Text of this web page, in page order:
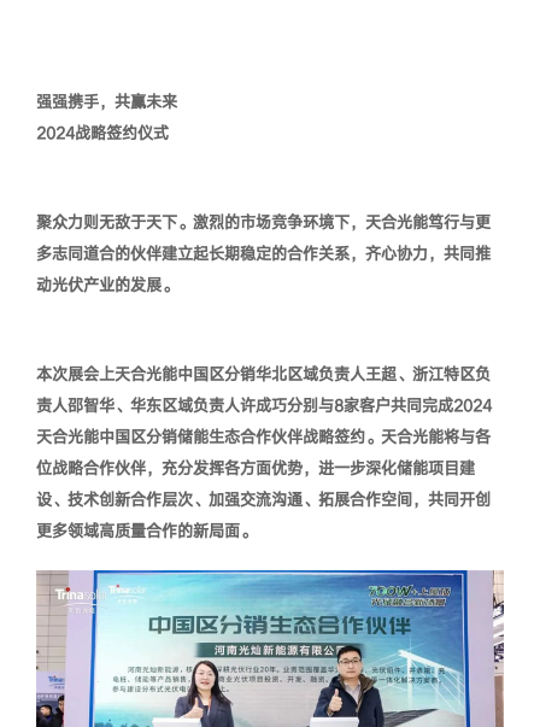
强强携手，共赢未来
2024战略签约仪式
聚众力则无敌于天下。激烈的市场竞争环境下，天合光能笃行与更
多志同道合的伙伴建立起长期稳定的合作关系，齐心协力，共同推
动光伏产业的发展。
本次展会上天合光能中国区分销华北区域负责人王超、浙江特区负
责人邵智华、华东区域负责人许成巧分别与8家客户共同完成2024
天合光能中国区分销储能生态合作伙伴战略签约。 天合光能将与各
位战略合作伙伴，充分发挥各方面优势，进一步深化储能项目建
设、技术创新合作层次、加强交流沟通、拓展合作空间，共同开创
更多领域高质量合作的新局面。